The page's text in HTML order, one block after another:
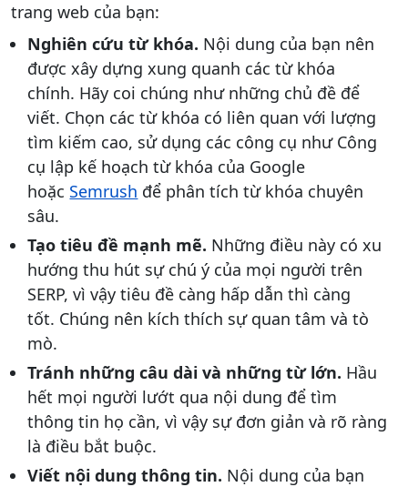
trang web của bạn:
Nghiên cứu từ khóa. Nội dung của bạn nên
được xây dựng xung quanh các từ khóa
chính. Hãy coi chúng như những chủ đề để
viết. Chọn các từ khóa có liên quan với lượng
tìm kiếm cao, sử dụng các công cụ như Công
cụ lập kế hoạch từ khóa của Google
hoặc Semrush để phân tích từ khóa chuyên
sâu.
Tạo tiêu đề mạnh mẽ. Những điều này có xu
hướng thu hút sự chú ý của mọi người trên
SERP, vì vậy tiêu đề càng hấp dẫn thì càng
tốt. Chúng nên kích thích sự quan tâm và tò
mò.
Tránh những câu dài và những từ lớn. Hầu
hết mọi người lướt qua nội dung để tìm
thông tin họ cần, vì vậy sự đơn giản và rõ ràng
là điều bắt buộc.
Viết nội dung thông tin. Nội dung của bạn